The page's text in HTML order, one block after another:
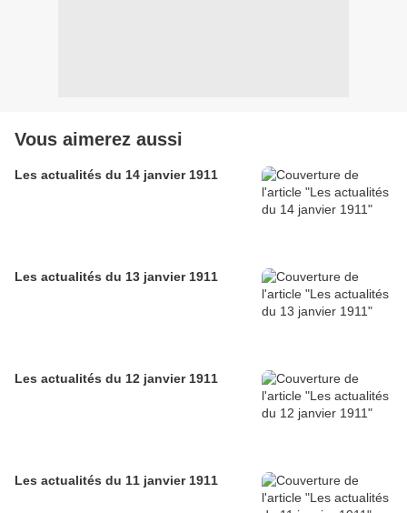
Vous aimerez aussi
Les actualités du 14 janvier 1911
Les actualités du 13 janvier 1911
Les actualités du 12 janvier 1911
Les actualités du 11 janvier 1911